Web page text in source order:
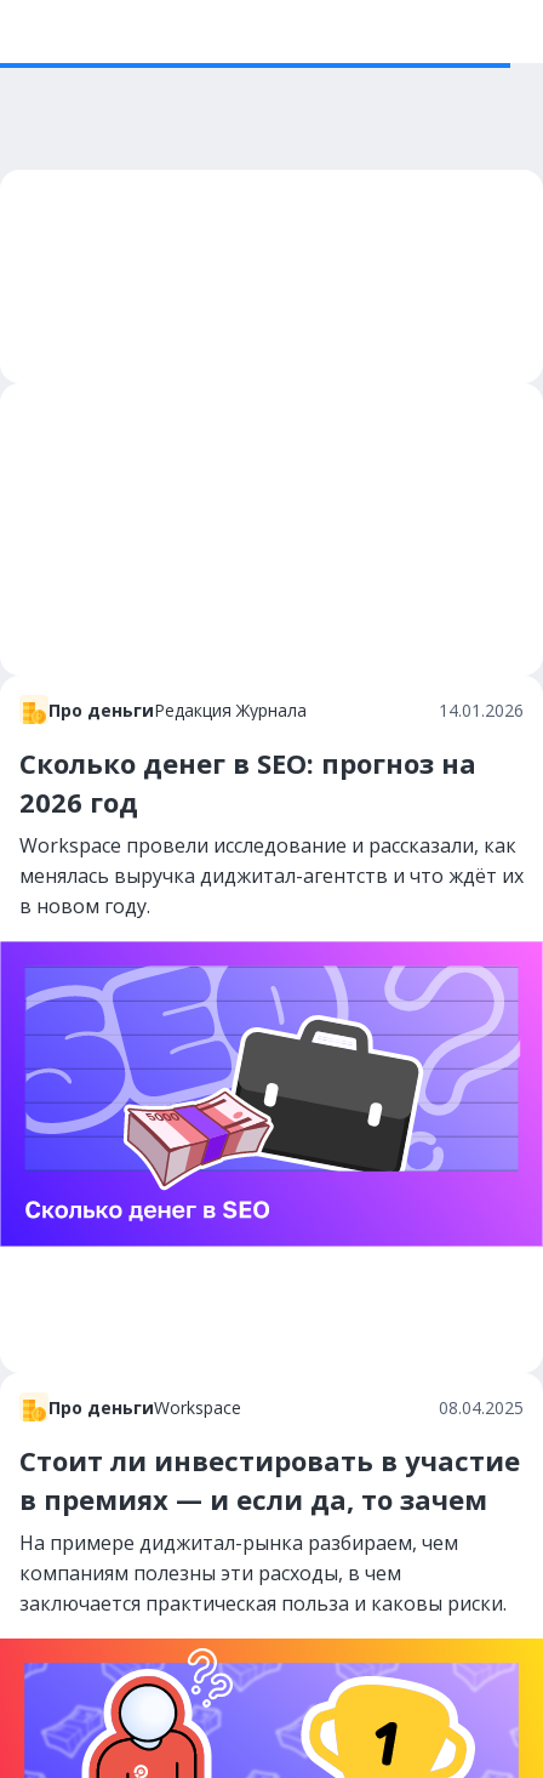
Про деньгиРедакция Журнала 14.01.2026
Сколько денег в SEO: прогноз на
2026 год
Workspace провели исследование и рассказали, как
менялась выручка диджитал-агентств и что ждёт их
в новом году.
Про деньгиWorkspace 08.04.2025
Стоит ли инвестировать в участие
в премиях — и если да, то зачем
На примере диджитал-рынка разбираем, чем
компаниям полезны эти расходы, в чем
заключается практическая польза и каковы риски.